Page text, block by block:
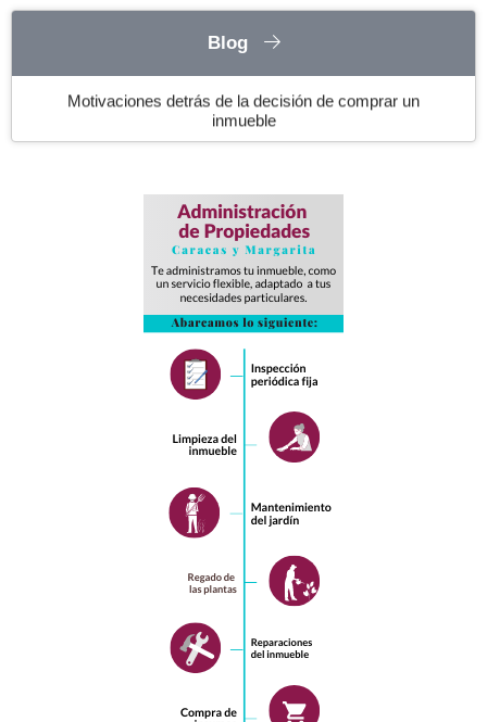
Blog
Motivaciones detrás de la decisión de comprar un
inmueble